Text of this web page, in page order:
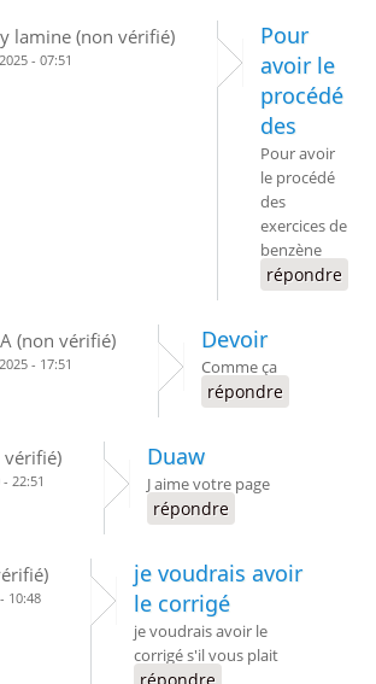
lamine (non vérifié)
- 07:51
Pour
avoir le
procédé
des
Pour avoir
le procédé
des
exercices de
benzène
répondre
(non vérifié)
- 17:51
Devoir
Comme ça
répondre
vérifié)
22:51
Duaw
J aime votre page
répondre
10:48
je voudrais avoir
le corrigé
je voudrais avoir le
corrigé s'il vous plait